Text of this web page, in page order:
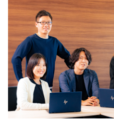
インタビュー
就活成功ガイド
リファレンス
プラン
個人向けプラン
法人向けプラン
学校向けプラン
再チャレンジ結果一覧
paiza times